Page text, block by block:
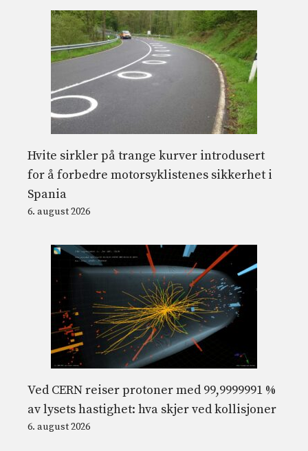
Hvite sirkler på trange kurver introdusert
for å forbedre motorsyklistenes sikkerhet i
Spania
6. august 2026
Ved CERN reiser protoner med 99,9999991 %
av lysets hastighet: hva skjer ved kollisjoner
6. august 2026